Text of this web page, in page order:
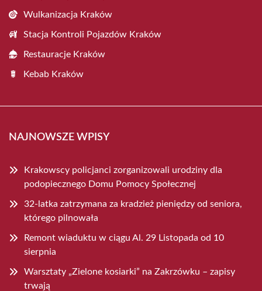
Wulkanizacja Kraków
Stacja Kontroli Pojazdów Kraków
Restauracje Kraków
Kebab Kraków
NAJNOWSZE WPISY
Krakowscy policjanci zorganizowali urodziny dla
podopiecznego Domu Pomocy Społecznej
32-latka zatrzymana za kradzież pieniędzy od seniora,
którego pilnowała
Remont wiaduktu w ciągu Al. 29 Listopada od 10
sierpnia
Warsztaty „Zielone kosiarki” na Zakrzówku – zapisy
trwają